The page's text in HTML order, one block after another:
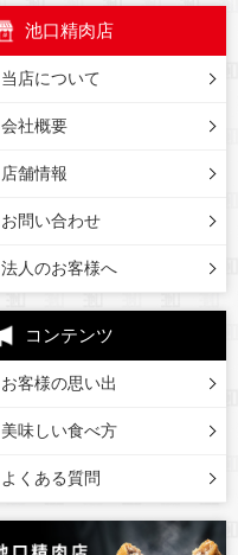
池口精肉店
当店について
会社概要
店舗情報
お問い合わせ
法人のお客様へ
コンテンツ
お客様の思い出
美味しい食べ方
よくある質問